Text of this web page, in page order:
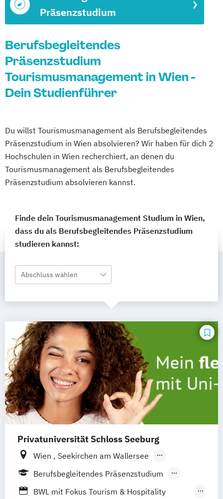
Präsenzstudium
Berufsbegleitendes
Präsenzstudium
Tourismusmanagement in Wien -
Dein Studienführer
Du willst Tourismusmanagement als Berufsbegleitendes
Präsenzstudium in Wien absolvieren? Wir haben für dich 2
Hochschulen in Wien recherchiert, an denen du
Tourismusmanagement als Berufsbegleitendes
Präsenzstudium absolvieren kannst.
Finde dein Tourismusmanagement Studium in Wien,
dass du als Berufsbegleitendes Präsenzstudium
studieren kannst:
Abschluss wählen
Privatuniversität Schloss Seeburg
Wien
Seekirchen am Wallersee
Innsbruck Graz Linz Südtirol
Berufsbegleitendes Präsenzstudium
Fernstudium
Duales Studium Vollzeit
BWL mit Fokus Tourism & Hospitality